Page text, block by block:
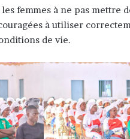
femmes à ne pas mettre
à utiliser
de vie.